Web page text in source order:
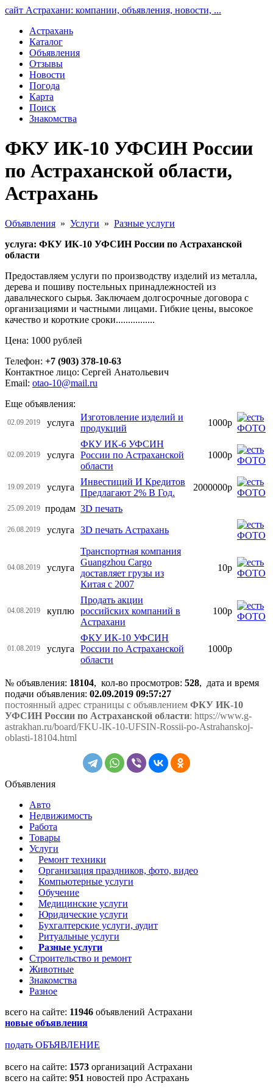
сайт Астрахани: компании, объявления, новости, ...
Астрахань
Каталог
Объявления
Отзывы
Новости
Погода
Карта
Поиск
Знакомства
ФКУ ИК-10 УФСИН России
по Астраханской области,
Астрахань
Объявления » Услуги » Разные услуги
услуга: ФКУ ИК-10 УФСИН России по Астраханской
области
Предоставляем услуги по производству изделий из металла,
дерева и пошиву постельных принадлежностей из
давальческого сырья. Заключаем долгосрочные договора с
организациями и частными лицами. Гибкие цены, высокое
качество и короткие сроки................
Цена: 1000 рублей
Телефон: +7 (903) 378-10-63
Контактное лицо: Сергей Анатольевич
Email: otao-10@mail.ru
Еще объявления:
02.09.2019 услуга
Изготовление изделий и
продукций
1000р
02.09.2019 услуга
ФКУ ИК-6 УФСИН
России по Астраханской
области
1000р
19.09.2019 услуга
Инвестиций И Кредитов
Предлагают 2% В Год.
2000000р
25.09.2019 продам 3D печать
26.08.2019 услуга 3D печать Астрахань
04.08.2019 услуга
Транспортная компания
Guangzhou Cargo
доставляет грузы из
Китая с 2007
10р
04.08.2019 куплю
Продать акции
российских компаний в
Астрахани
100р
01.08.2019 услуга
ФКУ ИК-10 УФСИН
России по Астраханской
области
1000р
№ объявления: 18104, кол-во просмотров: 528, дата и время
подачи объявления: 02.09.2019 09:57:27
постоянный адрес страницы с объявлением ФКУ ИК-10
УФСИН России по Астраханской области: https://www.g-
astrakhan.ru/board/FKU-IK-10-UFSIN-Rossii-po-Astrahanskoj-
oblasti-18104.html
Объявления
Авто
Недвижимость
Работа
Товары
Услуги
Ремонт техники
Организация праздников, фото, видео
Компьютерные услуги
Обучение
Медицинские услуги
Юридические услуги
Бухгалтерские услуги, аудит
Ритуальные услуги
Разные услуги
Строительство и ремонт
Животные
Знакомства
Разное
всего на сайте: 11946 объявлений Астрахани
новые объявления
подать ОБЪЯВЛЕНИЕ
всего на сайте: 1573 организаций Астрахани
всего на сайте: 951 новостей про Астрахань